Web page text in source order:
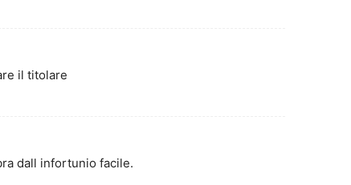
il titolare
dall infortunio facile.